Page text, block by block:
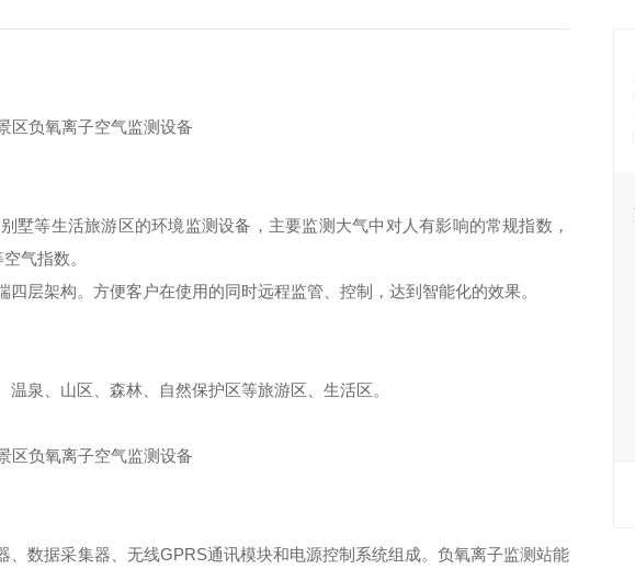
墅等生活旅游区的环境监测设备，主要监测大气中对人有影响的常规指数，
气指数。
层架构。方便客户在使用的同时远程监管、控制，达到智能化的效果。
泉、山区、森林、自然保护区等旅游区、生活区。
、数据采集器、无线GPRS通讯模块和电源控制系统组成。负氧离子监测站能